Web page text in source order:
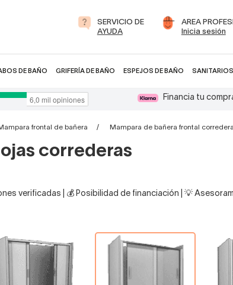
SERVICIO DE
AYUDA
AREA
Inicia sesión
DE BAÑO GRIFERÍA DE BAÑO ESPEJOS DE BAÑO SANITARIOS
Financia tu
frontal de bañera Mampara de bañera frontal corredera
correderas
verificadas | 💰 Posibilidad de financiación | 💡